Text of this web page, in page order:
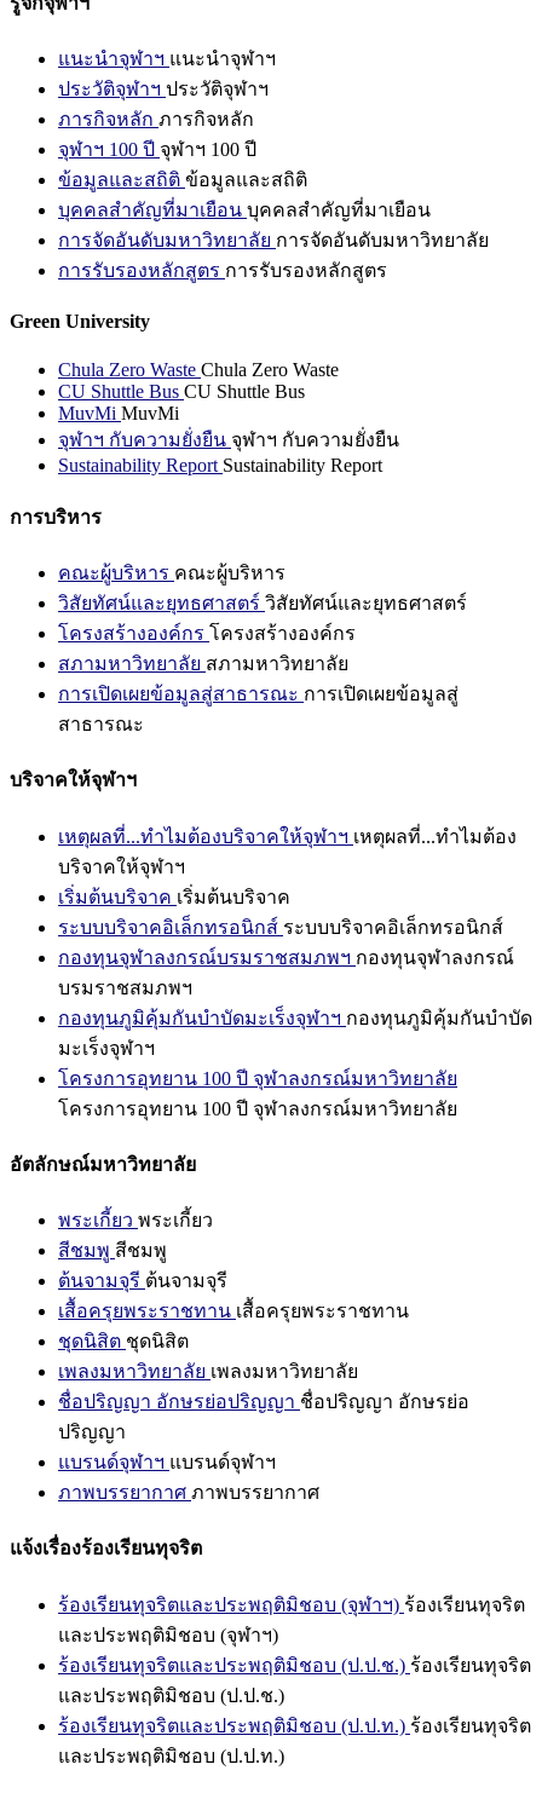
แนะนำจุฬาฯ แนะนำจุฬาฯ
ประวัติจุฬาฯ ประวัติจุฬาฯ
ภารกิจหลัก ภารกิจหลัก
จุฬาฯ 100 ปี จุฬาฯ 100 ปี
ข้อมูลและสถิติ ข้อมูลและสถิติ
บุคคลสำคัญที่มาเยือน บุคคลสำคัญที่มาเยือน
การจัดอันดับมหาวิทยาลัย การจัดอันดับมหาวิทยาลัย
การรับรองหลักสูตร การรับรองหลักสูตร
Green University
Chula Zero Waste Chula Zero Waste
CU Shuttle Bus CU Shuttle Bus
MuvMi MuvMi
จุฬาฯ กับความยั่งยืน จุฬาฯ กับความยั่งยืน
Sustainability Report Sustainability Report
การบริหาร
คณะผู้บริหาร คณะผู้บริหาร
วิสัยทัศน์และยุทธศาสตร์ วิสัยทัศน์และยุทธศาสตร์
โครงสร้างองค์กร โครงสร้างองค์กร
สภามหาวิทยาลัย สภามหาวิทยาลัย
การเปิดเผยข้อมูลสู่สาธารณะ การเปิดเผยข้อมูลสู่
สาธารณะ
บริจาคให้จุฬาฯ
เหตุผลที่...ทำไมต้องบริจาคให้จุฬาฯ เหตุผลที่...ทำไมต้อง
บริจาคให้จุฬาฯ
เริ่มต้นบริจาค เริ่มต้นบริจาค
ระบบบริจาคอิเล็กทรอนิกส์ ระบบบริจาคอิเล็กทรอนิกส์
กองทุนจุฬาลงกรณ์บรมราชสมภพฯ กองทุนจุฬาลงกรณ์
บรมราชสมภพฯ
กองทุนภูมิคุ้มกันบำบัดมะเร็งจุฬาฯ กองทุนภูมิคุ้มกันบำบัด
มะเร็งจุฬาฯ
โครงการอุทยาน 100 ปี จุฬาลงกรณ์มหาวิทยาลัย
โครงการอุทยาน 100 ปี จุฬาลงกรณ์มหาวิทยาลัย
อัตลักษณ์มหาวิทยาลัย
พระเกี้ยว พระเกี้ยว
สีชมพู สีชมพู
ต้นจามจุรี ต้นจามจุรี
เสื้อครุยพระราชทาน เสื้อครุยพระราชทาน
ชุดนิสิต ชุดนิสิต
เพลงมหาวิทยาลัย เพลงมหาวิทยาลัย
ชื่อปริญญา อักษรย่อปริญญา ชื่อปริญญา อักษรย่อ
ปริญญา
แบรนด์จุฬาฯ แบรนด์จุฬาฯ
ภาพบรรยากาศ ภาพบรรยากาศ
แจ้งเรื่องร้องเรียนทุจริต
ร้องเรียนทุจริตและประพฤติมิชอบ (จุฬาฯ) ร้องเรียนทุจริต
และประพฤติมิชอบ (จุฬาฯ)
ร้องเรียนทุจริตและประพฤติมิชอบ (ป.ป.ช.) ร้องเรียนทุจริต
และประพฤติมิชอบ (ป.ป.ช.)
ร้องเรียนทุจริตและประพฤติมิชอบ (ป.ป.ท.) ร้องเรียนทุจริต
และประพฤติมิชอบ (ป.ป.ท.)